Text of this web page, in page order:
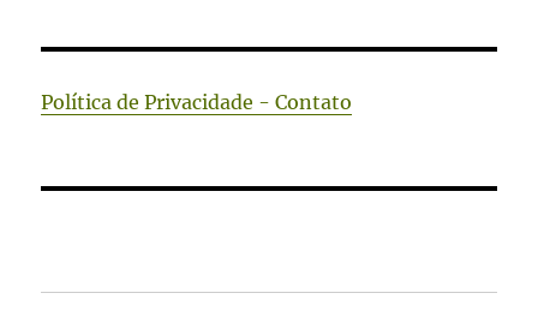
Política de Privacidade - Contato